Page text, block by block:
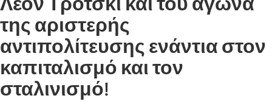
της αριστερής
αντιπολίτευσης ενάντια στον
καπιταλισμό και τον
σταλινισμό!